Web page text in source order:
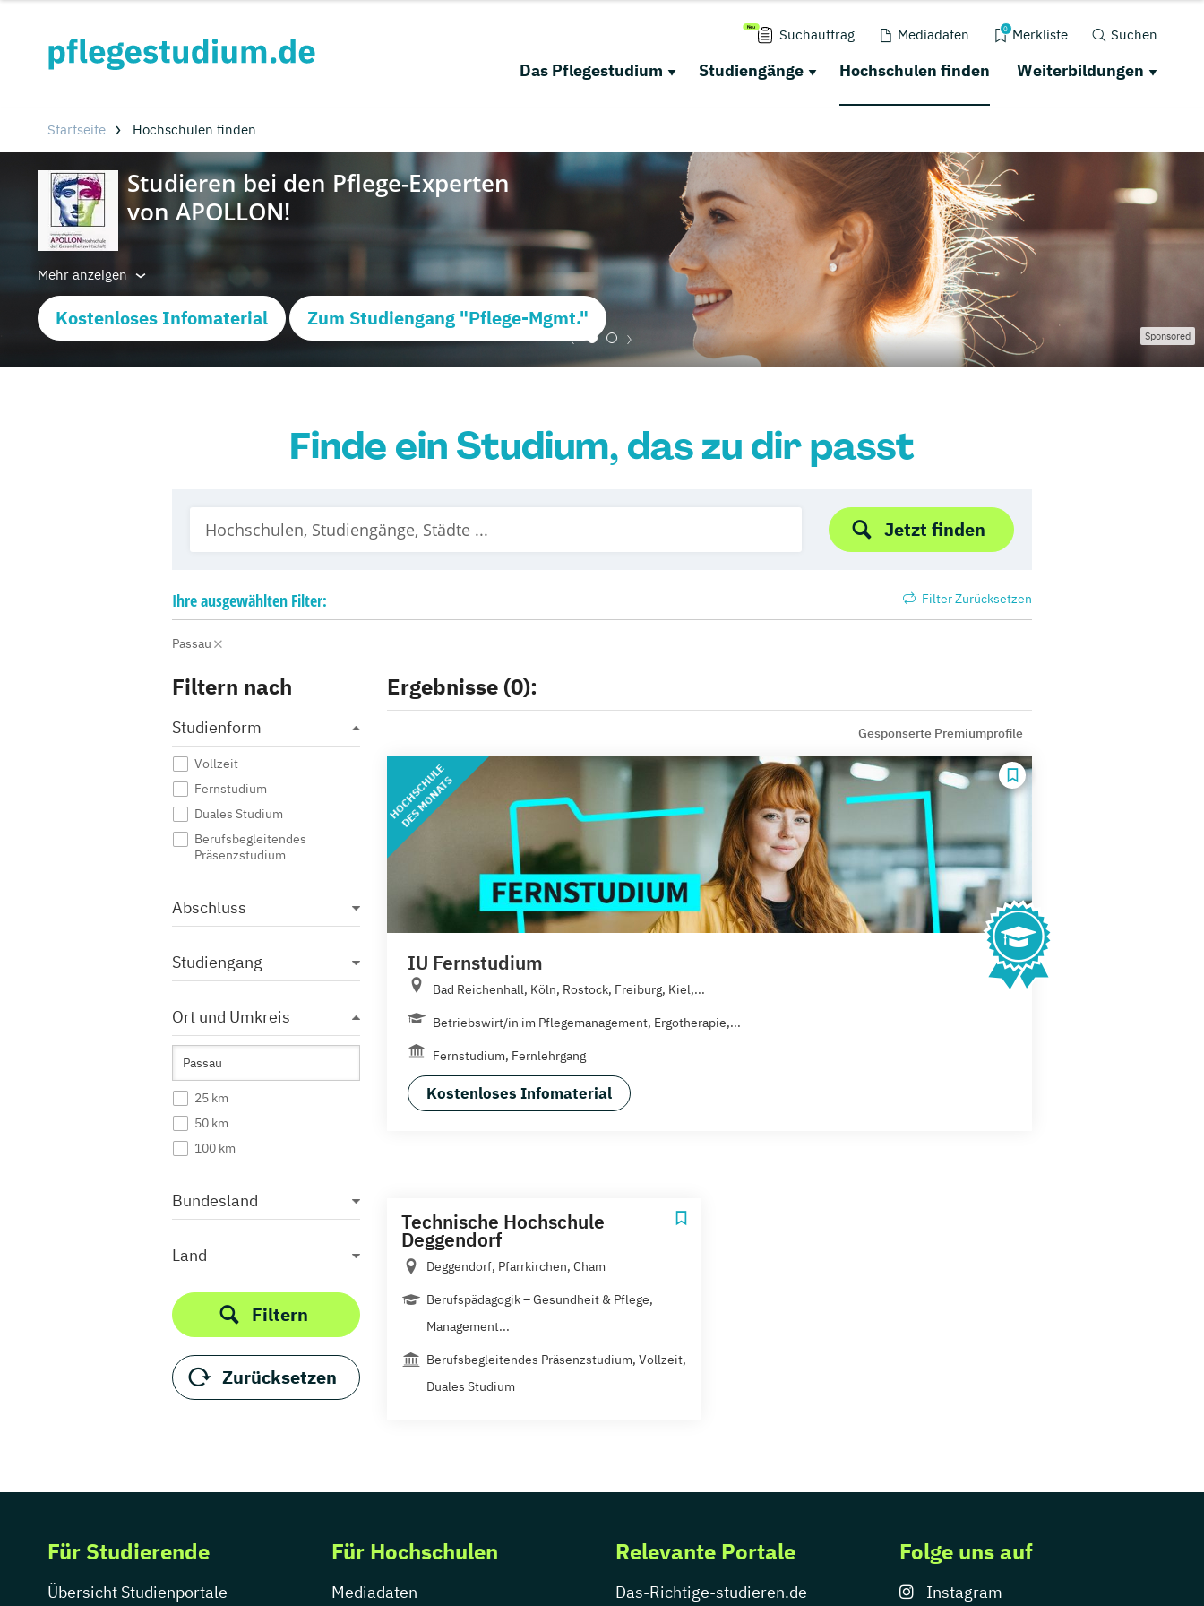
Suchauftrag Mediadaten 0 Merkliste Suchen
Das Pflegestudium Studiengänge Hochschulen finden Weiterbildungen
Startseite Hochschulen finden
Mehr anzeigen
Kostenloses Infomaterial Zum Studiengang "Pflege-Mgmt."
Sponsored
Finde ein Studium, das zu dir passt
Jetzt finden
Ihreausgewählten Filter: Filter Zurücksetzen
Passau
Filtern nach
Studienform
Vollzeit
Fernstudium
Duales Studium
Berufsbegleitendes
Präsenzstudium
Abschluss
Studiengang
Ort und Umkreis
25 km
50 km
100 km
Bundesland
Land
Filtern
Zurücksetzen
Ergebnisse (0):
Gesponserte Premiumprofile
HOCHSCHULE
DES MONATS
IU Fernstudium
Bad Reichenhall, Köln, Rostock, Freiburg, Kiel,...
Betriebswirt/in im Pflegemanagement, Ergotherapie,...
Fernstudium, Fernlehrgang
Kostenloses Infomaterial
Technische Hochschule
Deggendorf
Deggendorf, Pfarrkirchen, Cham
Berufspädagogik – Gesundheit & Pflege,
Management...
Berufsbegleitendes Präsenzstudium, Vollzeit,
Duales Studium
Für Studierende
Übersicht Studienportale
Für Hochschulen
Mediadaten
Relevante Portale
Das-Richtige-studieren.de
Folge uns auf
Instagram